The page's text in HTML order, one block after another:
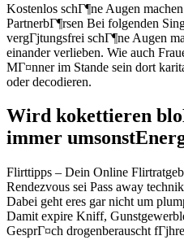
Kostenlos schГ¶ne Augen
PartnerbГ¶rsen Bei folgenden
vergГјtungsfrei schГ¶ne Augen
einander verlieben. Wie auch
MГ¤nner im Stande sein dort
oder decodieren.
Wird kokettieren
immer
Flirttipps – Dein Online
Rendezvous sei Pass away
Dabei geht eres gar nicht um
Damit expire Kniff,
GesprГ¤ch drogenberauscht